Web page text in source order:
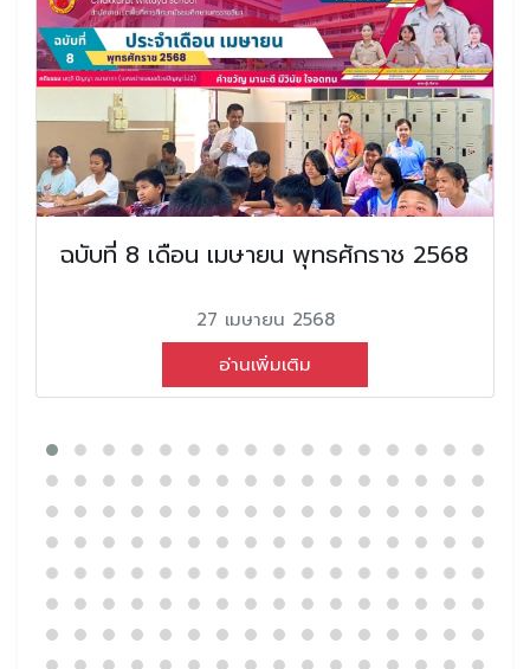
ฉบับที่ 8 เดือน เมษายน พุทธศักราช 2568
27 เมษายน 2568
อ่านเพิ่มเติม